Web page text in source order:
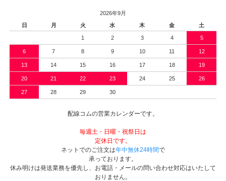
2026年9月
日
月 火 水 木 金 土
1 2 3 4 5
6 7 8 9 10 11 12
13 14 15 16 17 18 19
20 21 22 23 24 25 26
27 28 29 30
配線コムの営業カレンダーです。
毎週土・日曜・祝祭日は
定休日です。
ネットでのご注文は年中無休24時間で
承っております。
休み明けは発送業務を優先し、お電話・メールの問い合わせ対応はいたして
おりません。